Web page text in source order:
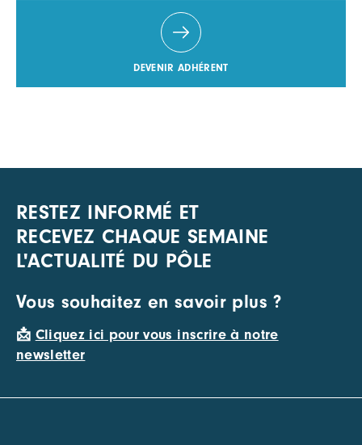
DEVENIR ADHÉRENT
RESTEZ INFORMÉ ET
RECEVEZ CHAQUE SEMAINE
L'ACTUALITÉ DU PÔLE
Vous souhaitez en savoir plus ?
📩 Cliquez ici pour vous inscrire à notre
newsletter